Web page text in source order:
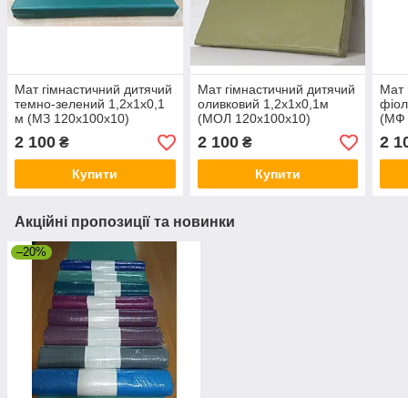
Мат гімнастичний дитячий
темно-зелений 1,2х1х0,1
м (МЗ 120х100х10)
2 100 ₴
Купити
Мат гімнастичний дитячий
оливковий 1,2х1х0,1м
(МОЛ 120х100х10)
2 100₴
Купити
Мат
(МФ
2
Акційні пропозиції та новинки
–20%